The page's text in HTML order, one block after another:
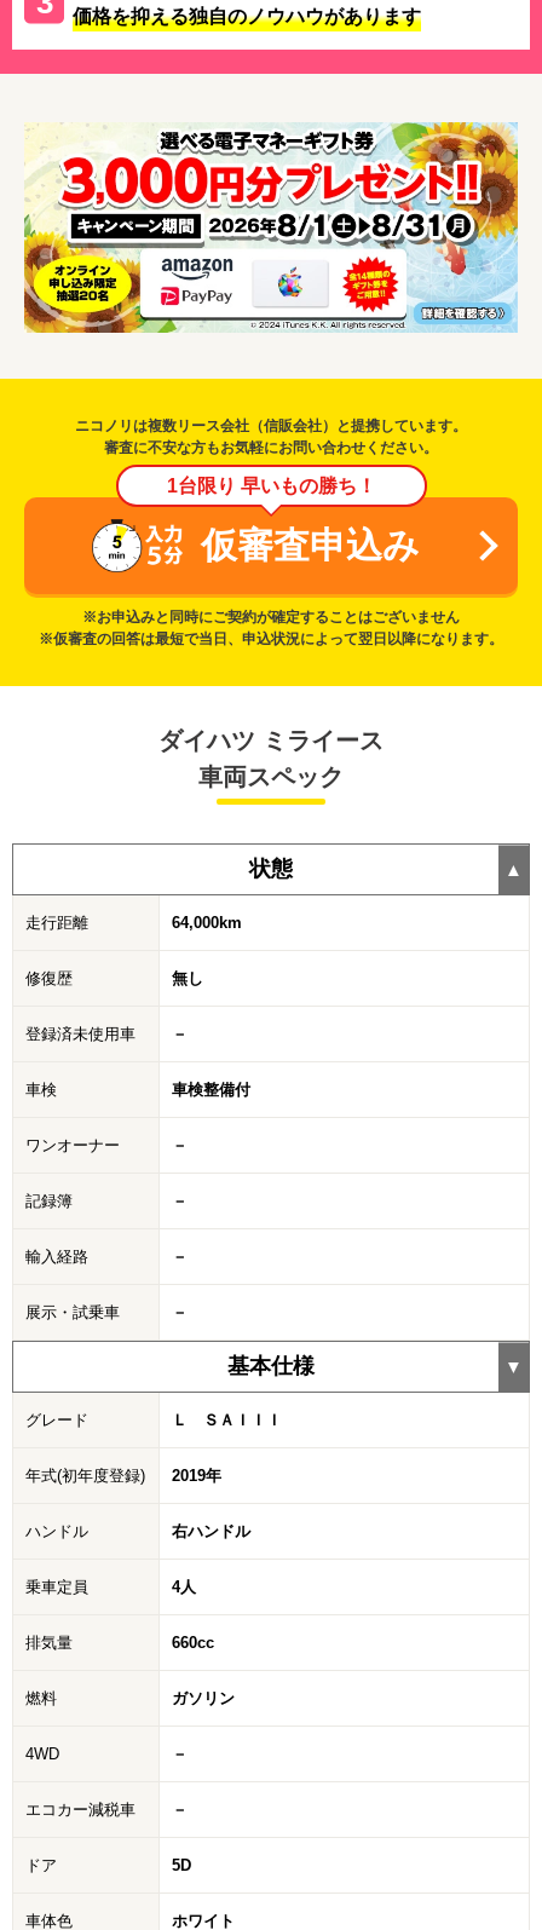
価格を抑える独自のノウハウがあります
ニコノリは複数リース会社（信販会社）と提携しています。
審査に不安な方もお気軽にお問い合わせください。
1台限り 早いもの勝ち！
仮審査申込み
※お申込みと同時にご契約が確定することはございません
※仮審査の回答は最短で当日、申込状況によって翌日以降になります。
ダイハツ ミライース
車両スペック
状態
走行距離 64,000km
修復歴 無し
登録済未使用車 －
車検 車検整備付
ワンオーナー －
記録簿 －
輸入経路 －
展示・試乗車 －
基本仕様
グレード Ｌ ＳＡＩＩＩ
年式(初年度登録) 2019年
ハンドル 右ハンドル
乗車定員 4人
排気量 660cc
燃料 ガソリン
4WD －
エコカー減税車 －
ドア 5D
車体色 ホワイト